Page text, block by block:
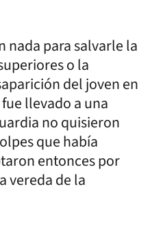
nada para salvarle la
o la
del joven en
llevado a una
no quisieron
que había
entonces por
vereda de la